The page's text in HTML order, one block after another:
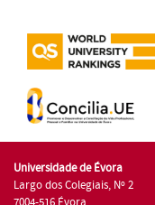
Universidade de Évora
Largo dos Colegiais, Nº 2